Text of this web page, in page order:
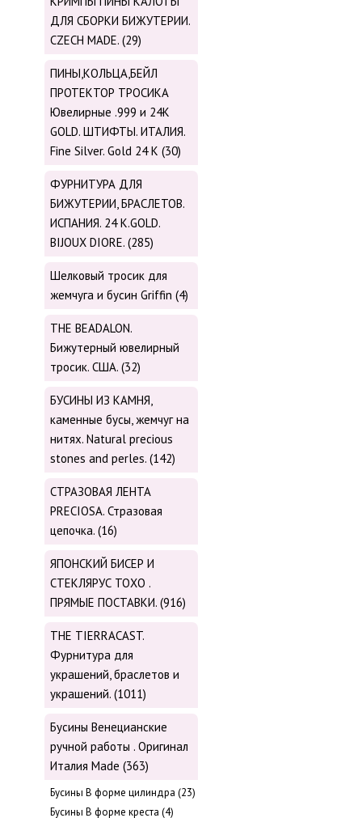
ДЛЯ СБОРКИ БИЖУТЕРИИ.
CZECH MADE. (29)
ПИНЫ,КОЛЬЦА,БЕЙЛ
ПРОТЕКТОР ТРОСИКА
Ювелирные .999 и 24К
GOLD. ШТИФТЫ. ИТАЛИЯ.
Fine Silver. Gold 24 K (30)
ФУРНИТУРА ДЛЯ
БИЖУТЕРИИ, БРАСЛЕТОВ.
ИСПАНИЯ. 24 K.GOLD.
BIJOUX DIORE. (285)
Шелковый тросик для
жемчуга и бусин Griffin (4)
THE BEADALON.
Бижутерный ювелирный
тросик. США. (32)
БУСИНЫ ИЗ КАМНЯ,
каменные бусы, жемчуг на
нитях. Natural precious
stones and perles. (142)
СТРАЗОВАЯ ЛЕНТА
PRECIOSA. Стразовая
цепочка. (16)
ЯПОНСКИЙ БИСЕР И
СТЕКЛЯРУС TOХО .
ПРЯМЫЕ ПОСТАВКИ. (916)
THE TIERRACAST.
Фурнитура для
украшений, браслетов и
украшений. (1011)
Бусины Венецианские
ручной работы . Оригинал
Италия Made (363)
Буcины В форме цилиндра (23)
Бусины В форме креста (4)